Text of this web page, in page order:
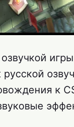
озвучкой
русской
к